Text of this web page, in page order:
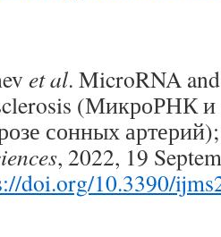
et al. MicroRNA
(МикроРНК и
сонных
, 2022, 19
doi.org/10.3390/